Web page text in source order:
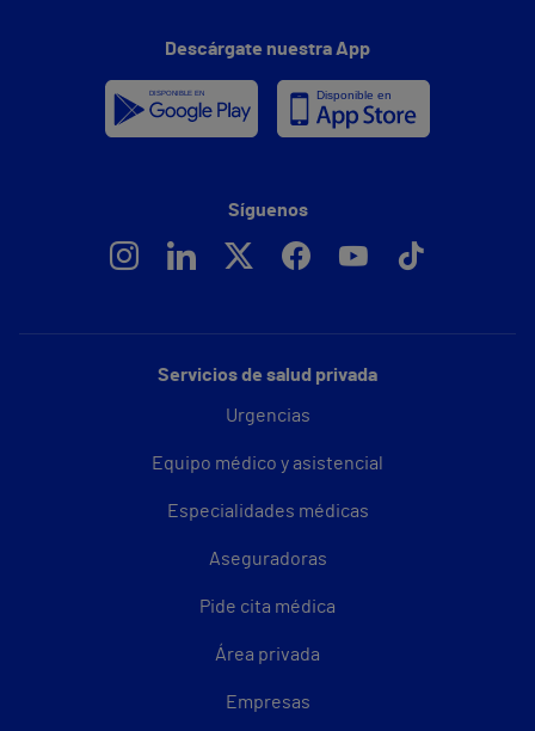
Servicios de salud privada
Urgencias
Equipo médico y asistencial
Especialidades médicas
Aseguradoras
Pide cita médica
Área privada
Empresas
Descárgate nuestra App
Síguenos